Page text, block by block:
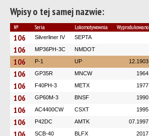
Wpisy o tej samej nazwie:
№ Seria Lokomotywownia Wyprodukowano
106 Silverliner IV SEPTA
106 MP36PH-3C NMDOT
106 P-1 UP 12.1903
106 GP35R MNCW 1964
106 F40PH-3 METX 1977
106 GP60M-3 BNSF 1990
106 AC4400CW CSXT 1995
106 P42DC AMTK 07.1997
106 SCB-40 BLFX 2017